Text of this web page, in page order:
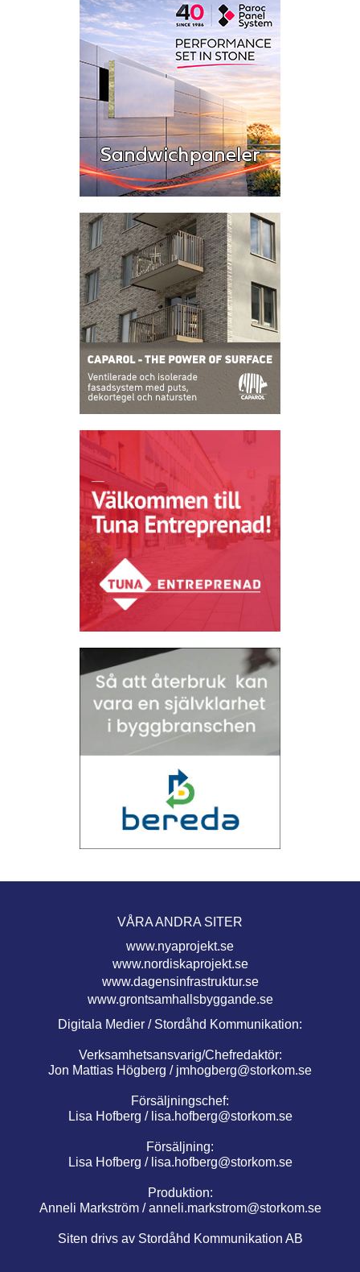
VÅRA ANDRA SITER
www.nyaprojekt.se
www.nordiskaprojekt.se
www.dagensinfrastruktur.se
www.grontsamhallsbyggande.se
Digitala Medier / Stordåhd Kommunikation:
Verksamhetsansvarig/Chefredaktör:
Jon Mattias Högberg / jmhogberg@storkom.se
Försäljningschef:
Lisa Hofberg / lisa.hofberg@storkom.se
Försäljning:
Lisa Hofberg / lisa.hofberg@storkom.se
Produktion:
Anneli Markström /anneli.markstrom@storkom.se
Siten drivs av Stordåhd Kommunikation AB